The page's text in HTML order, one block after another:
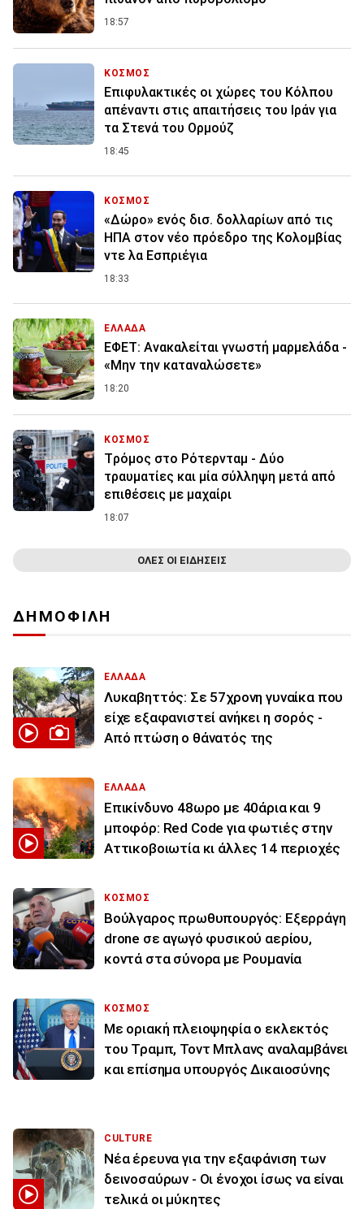
18:57
ΚΟΣΜΟΣ
Επιφυλακτικές οι χώρες του Κόλπου
απέναντι στις απαιτήσεις του Ιράν για
τα Στενά του Ορμούζ
18:45
ΚΟΣΜΟΣ
«Δώρο» ενός δισ. δολλαρίων από τις
ΗΠΑ στον νέο πρόεδρο της Κολομβίας
ντε λα Εσπριέγια
18:33
ΕΛΛΑΔΑ
ΕΦΕΤ: Ανακαλείται γνωστή μαρμελάδα -
«Μην την καταναλώσετε»
18:20
ΚΟΣΜΟΣ
Tρόμος στο Ρότερνταμ - Δύο
τραυματίες και μία σύλληψη μετά από
επιθέσεις με μαχαίρι
18:07
ΟΛΕΣ ΟΙ ΕΙΔΗΣΕΙΣ
ΔΗΜΟΦΙΛΗ
ΕΛΛΑΔΑ
Λυκαβηττός: Σε 57χρονη γυναίκα που
είχε εξαφανιστεί ανήκει η σορός -
Από πτώση ο θάνατός της
ΕΛΛΑΔΑ
Επικίνδυνο 48ωρο με 40άρια και 9
μποφόρ: Red Code για φωτιές στην
Αττικοβοιωτία κι άλλες 14 περιοχές
ΚΟΣΜΟΣ
Βούλγαρος πρωθυπουργός: Εξερράγη
drone σε αγωγό φυσικού αερίου,
κοντά στα σύνορα με Ρουμανία
ΚΟΣΜΟΣ
Με οριακή πλειοψηφία ο εκλεκτός
του Τραμπ, Τοντ Μπλανς αναλαμβάνει
και επίσημα υπουργός Δικαιοσύνης
CULTURE
Νέα έρευνα για την εξαφάνιση των
δεινοσαύρων - Οι ένοχοι ίσως να είναι
τελικά οι μύκητες